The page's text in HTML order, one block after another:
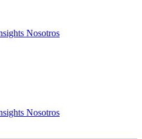
Nosotros
Nosotros